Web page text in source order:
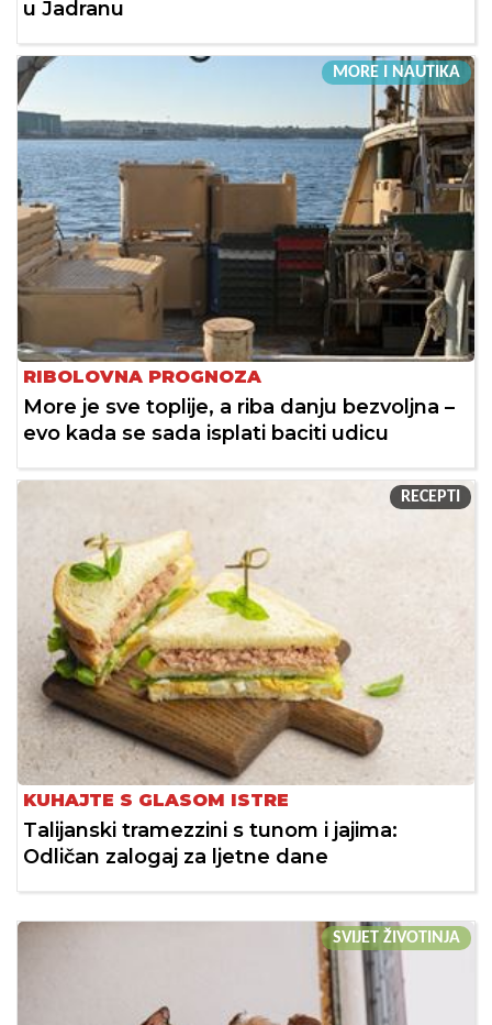
u Jadranu
MORE I NAUTIKA
RIBOLOVNA PROGNOZA
More je sve toplije, a riba danju bezvoljna –
evo kada se sada isplati baciti udicu
RECEPTI
KUHAJTE S GLASOM ISTRE
Talijanski tramezzini s tunom i jajima:
Odličan zalogaj za ljetne dane
SVIJET ŽIVOTINJA